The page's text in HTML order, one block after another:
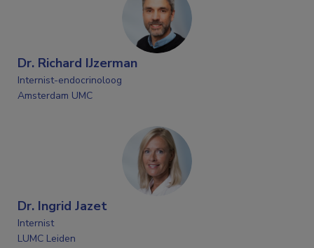
Dr. Richard IJzerman
Internist-endocrinoloog
Amsterdam UMC
Dr. Ingrid Jazet
Internist
LUMC Leiden